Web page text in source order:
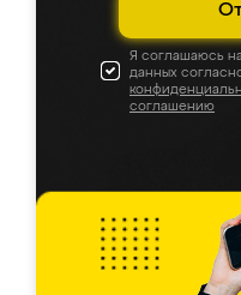
Я соглашаюсь
данных
соглашению